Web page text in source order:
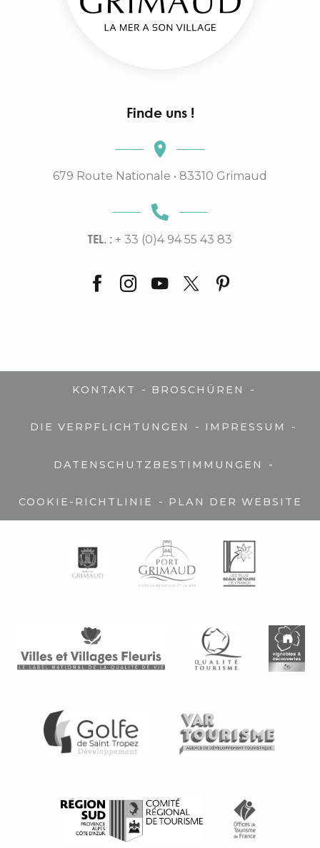
Finde uns !
679 Route Nationale • 83310 Grimaud
TEL. : + 33 (0)4 94 55 43 83
KONTAKT - BROSCHÜREN -
DIE VERPFLICHTUNGEN - IMPRESSUM -
DATENSCHUTZBESTIMMUNGEN -
COOKIE-RICHTLINIE - PLAN DER WEBSITE